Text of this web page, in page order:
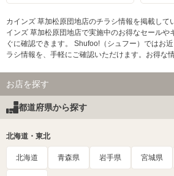
カインズ 草加松原団地店のチラシ情報を掲載して
インズ 草加松原団地店で実施中のお得なセールや
ぐに確認できます。 Shufoo!（シュフー）ではお
ラシ情報を、手軽にご確認いただけます。お得な
お店を探す
都道府県から探す
北海道・東北
北海道 青森県 岩手県 宮城県